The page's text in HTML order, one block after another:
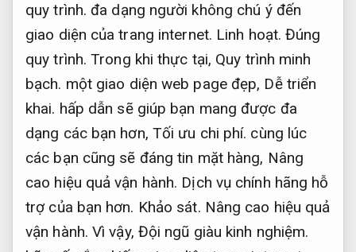
quy trình. đa dạng người không chú ý đến
giao diện của trang internet. Linh hoạt. Đúng
quy trình. Trong khi thực tại, Quy trình minh
bạch. một giao diện web page đẹp, Dễ triển
khai. hấp dẫn sẽ giúp bạn mang được đa
dạng các bạn hơn, Tối ưu chi phí. cùng lúc
các bạn cũng sẽ đáng tin mặt hàng, Nâng
cao hiệu quả vận hành. Dịch vụ chính hãng hỗ
trợ của bạn hơn. Khảo sát. Nâng cao hiệu quả
vận hành. Vì vậy, Đội ngũ giàu kinh nghiệm.